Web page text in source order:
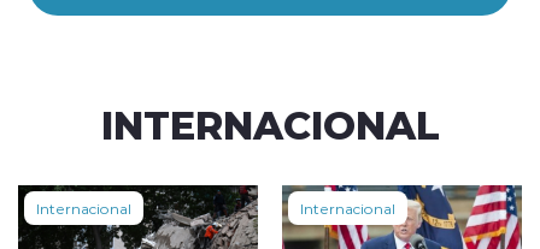
INTERNACIONAL
Internacional Internacional